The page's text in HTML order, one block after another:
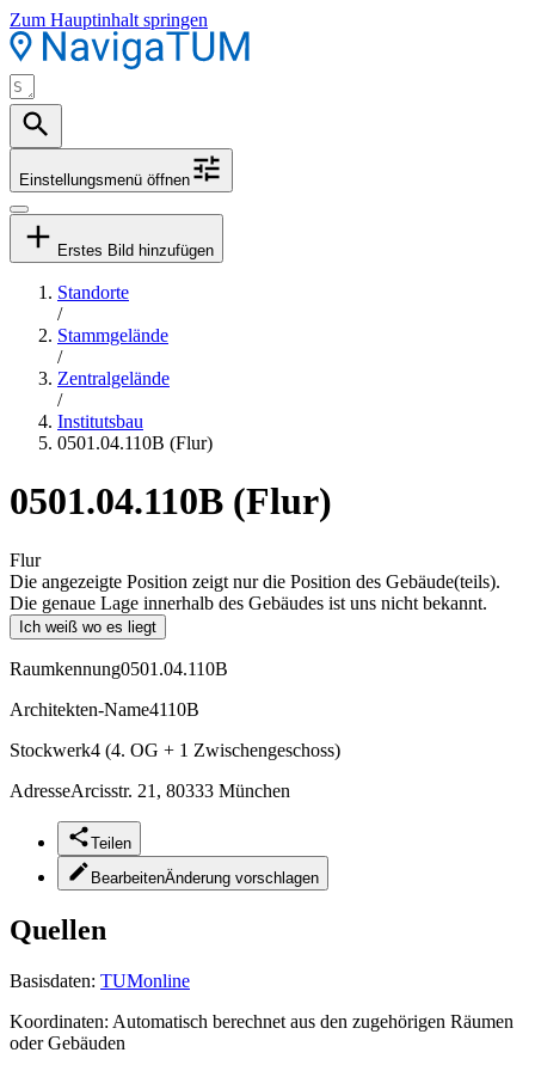
Zum Hauptinhalt springen
Einstellungsmenü öffnen
Erstes Bild hinzufügen
Standorte
/
Stammgelände
/
Zentralgelände
/
Institutsbau
0501.04.110B (Flur)
0501.04.110B (Flur)
Flur
Die angezeigte Position zeigt nur die Position des Gebäude(teils).
Die genaue Lage innerhalb des Gebäudes ist uns nicht bekannt.
Ich weiß wo es liegt
Raumkennung0501.04.110B
Architekten-Name4110B
Stockwerk4 (4. OG + 1 Zwischengeschoss)
AdresseArcisstr. 21, 80333 München
Teilen
BearbeitenÄnderung vorschlagen
Quellen
Basisdaten: TUMonline
Koordinaten: Automatisch berechnet aus den zugehörigen Räumen
oder Gebäuden